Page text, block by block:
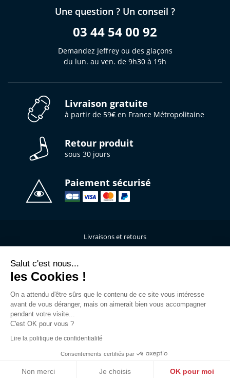
Une question ? Un conseil ?
03 44 54 00 92
Demandez Jeffrey ou des glaçons
du lun. au ven. de 9h30 à 19h
Livraison gratuite
à partir de 59€ en France Métropolitaine
Retour produit
sous 30 jours
Paiement sécurisé
Livraisons et retours
Qui sommes-nous ?
C.G.V
Guide des tailles
FAQ
Salut c'est nous...
les Cookies !
On a attendu d'être sûrs que le contenu de ce site vous intéresse
avant de vous déranger, mais on aimerait bien vous accompagner
pendant votre visite...
C'est OK pour vous ?
Lire la politique de confidentialité
Consentements certifiés par
Non merci Je choisis OK pour moi